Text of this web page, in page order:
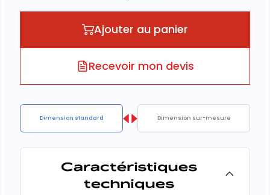
Ajouter au panier
Recevoir mon devis
Dimension standard Dimension sur-mesure
Caractéristiques
techniques